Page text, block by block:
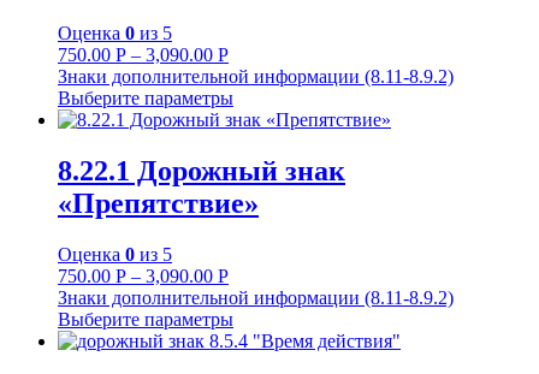
Оценка 0 из 5
750.00 Р – 3,090.00 Р
Знаки дополнительной информации (8.11-8.9.2)
Выберите параметры
8.22.1 Дорожный знак
«Препятствие»
Оценка 0 из 5
750.00 Р – 3,090.00 Р
Знаки дополнительной информации (8.11-8.9.2)
Выберите параметры